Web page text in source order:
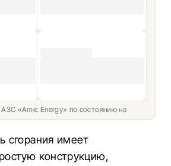
«Amic Energy» по состоянию на
сгорания имеет
конструкцию,